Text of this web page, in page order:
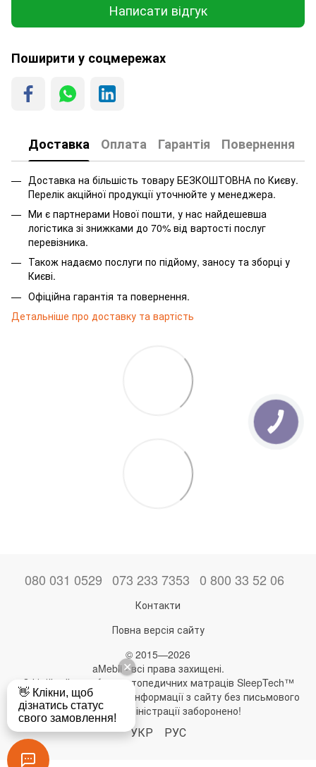
Написати відгук
Поширити у соцмережах
Доставка Оплата Гарантія Повернення
Доставка на більшість товару БЕЗКОШТОВНА по Києву.
Перелік акційної продукції уточнюйте у менеджера.
Ми є партнерами Нової пошти, у нас найдешевша
логістика зі знижками до 70% від вартості послуг
перевізника.
Також надаємо послуги по підйому, заносу та зборці у
Києві.
Офіційна гарантія та повернення.
Детальніше про доставку та вартість
080 031 0529 073 233 7353 0 800 33 52 06
Контакти
Повна версія сайту
© 2015—2026
aMebli - всі права захищені.
Офіційний виробник ортопедичних матраців SleepTech™
Будь-яке використання інформації з сайту без письмового
дозволу адміністрації заборонено!
УКР РУС